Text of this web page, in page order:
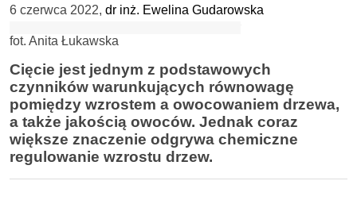
6 czerwca 2022, dr inż. Ewelina Gudarowska
fot. Anita Łukawska
Cięcie jest jednym z podstawowych
czynników warunkujących równowagę
pomiędzy wzrostem a owocowaniem drzewa,
a także jakością owoców. Jednak coraz
większe znaczenie odgrywa chemiczne
regulowanie wzrostu drzew.